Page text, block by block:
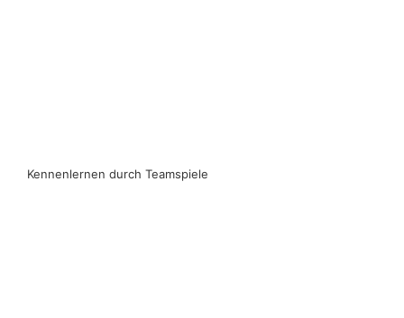
Kennenlernen durch Teamspiele